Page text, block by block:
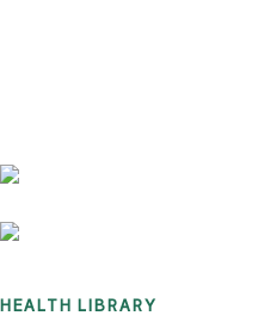
HEALTH LIBRARY